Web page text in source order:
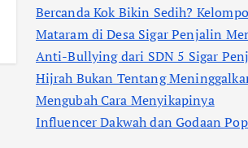
Bercanda Kok Bikin Sedih?
Mataram di Desa Sigar Penjalin
Anti-Bullying dari SDN 5 Sigar
Hijrah Bukan Tentang
Mengubah Cara Menyikapinya
Influencer Dakwah dan Godaan